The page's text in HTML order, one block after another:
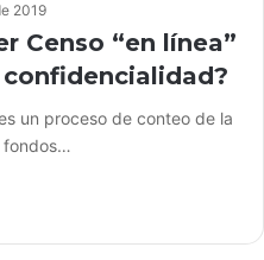
2019
Censo “en línea”
un proceso de conteo de la
fondos…